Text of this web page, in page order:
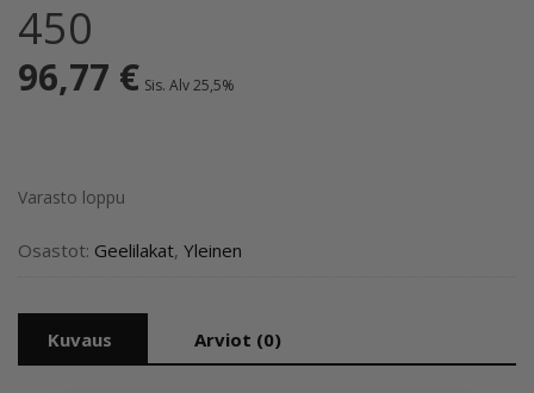
450
96,77 € Sis. Alv 25,5%
Varasto loppu
Osastot: Geelilakat, Yleinen
Kuvaus Arviot (0)